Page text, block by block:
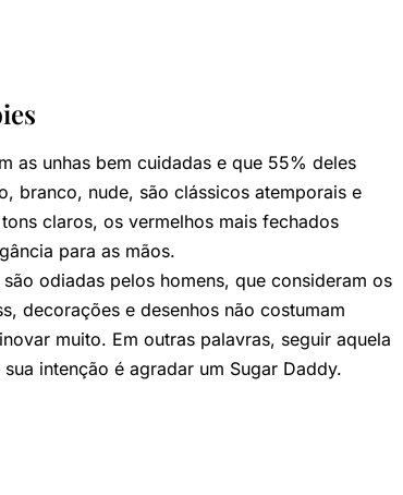
as unhas bem cuidadas e que 55% deles
branco, nude, são clássicos atemporais e
claros, os vermelhos mais fechados
para as mãos.
odiadas pelos homens, que consideram os
decorações e desenhos não costumam
muito. Em outras palavras, seguir aquela
intenção é agradar um Sugar Daddy.